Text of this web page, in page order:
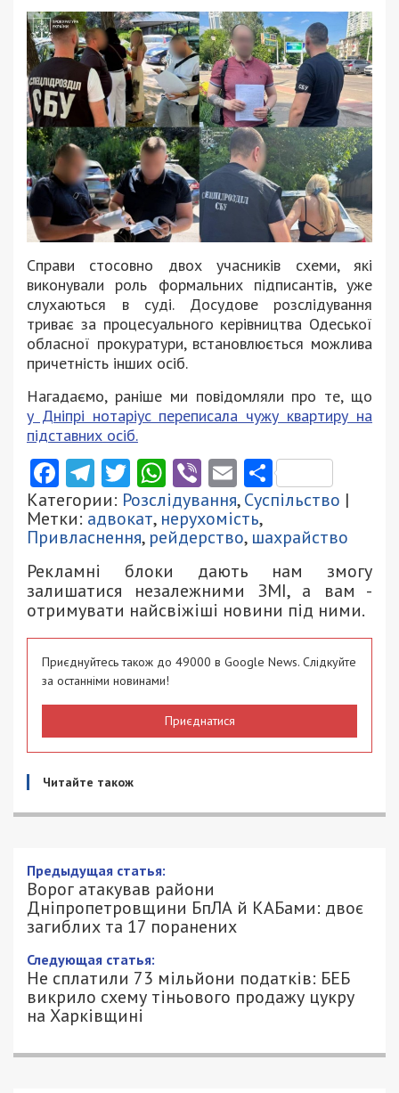
Справи стосовно двох учасників схеми, які
виконували роль формальних підписантів, уже
слухаються в суді. Досудове розслідування
триває за процесуального керівництва Одеської
обласної прокуратури, встановлюється можлива
причетність інших осіб.
Нагадаємо, раніше ми повідомляли про те, що
у Дніпрі нотаріус переписала чужу квартиру на
підставних осіб.
Facebook
Telegram
Twitter
WhatsApp
ViberEmail
Категории: Розслідування,Суспільство |
Метки: адвокат, нерухомість,
Привласнення, рейдерство, шахрайство
Рекламні блоки дають нам змогу
залишатися незалежними ЗМІ, а вам -
отримувати найсвіжіші новини під ними.
Приєднуйтесь також до 49000 в Google News. Слідкуйте
за останніми новинами!
Приєднатися
Читайте також
Ворог атакував райони
Дніпропетровщини БпЛА й КАБами:
двоє загиблих та 17 поранених
4/07/2026 - 9:07
ПЕТРО ЩУКІН - СПЕЦИАЛЬНО ДЛЯ
49000.COM.UA
372